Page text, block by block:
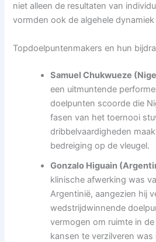
niet alleen de resultaten van
vormden ook de algehele
Topdoelpuntenmakers en hun
Samuel Chukwueze
een uitmuntende
doelpunten scoorde die
fasen van het toernooi
dribbelvaardigheden
bedreiging op de vleugel.
Gonzalo Higuain
klinische afwerking was
Argentinië, aangezien hij
wedstrijdwinnende
vermogen om ruimte in
kansen te verzilveren